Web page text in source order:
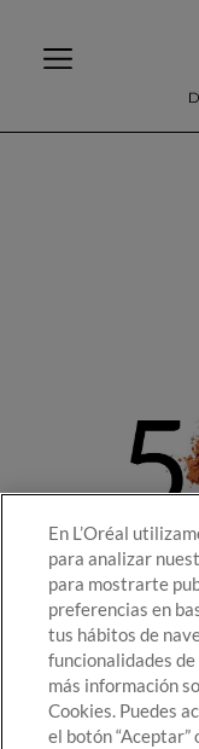
Lo sentimos,
En L’Oréal
para analizar
para mostrarte
preferencias en
tus hábitos de
funcionalidades
más información
Cookies. Puedes
el botón